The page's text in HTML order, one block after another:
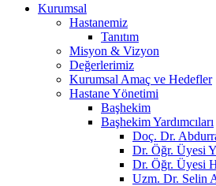
Kurumsal
Hastanemiz
Tanıtım
Misyon & Vizyon
Değerlerimiz
Kurumsal Amaç ve Hedefler
Hastane Yönetimi
Başhekim
Başhekim Yardımcıları
Doç. Dr.
Dr. Öğr. Üyesi
Dr. Öğr. Üyesi
Uzm. Dr. Selin